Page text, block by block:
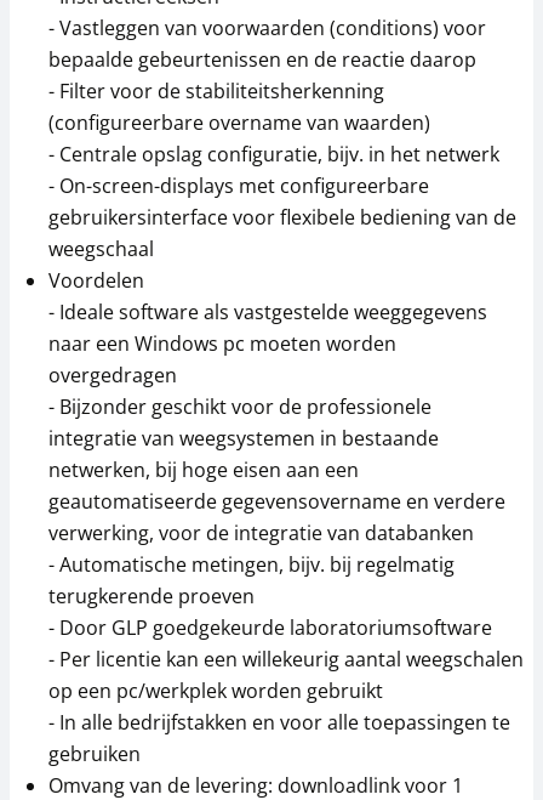
- Vastleggen van voorwaarden (conditions) voor
bepaalde gebeurtenissen en de reactie daarop
- Filter voor de stabiliteitsherkenning
(configureerbare overname van waarden)
- Centrale opslag configuratie, bijv. in het netwerk
- On-screen-displays met configureerbare
gebruikersinterface voor flexibele bediening van de
weegschaal
Voordelen
- Ideale software als vastgestelde weeggegevens
naar een Windows pc moeten worden
overgedragen
- Bijzonder geschikt voor de professionele
integratie van weegsystemen in bestaande
netwerken, bij hoge eisen aan een
geautomatiseerde gegevensovername en verdere
verwerking, voor de integratie van databanken
- Automatische metingen, bijv. bij regelmatig
terugkerende proeven
- Door GLP goedgekeurde laboratoriumsoftware
- Per licentie kan een willekeurig aantal weegschalen
op een pc/werkplek worden gebruikt
- In alle bedrijfstakken en voor alle toepassingen te
gebruiken
Omvang van de levering: downloadlink voor 1